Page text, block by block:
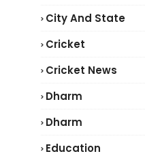
City And State
Cricket
Cricket News
Dharm
Dharm
Education